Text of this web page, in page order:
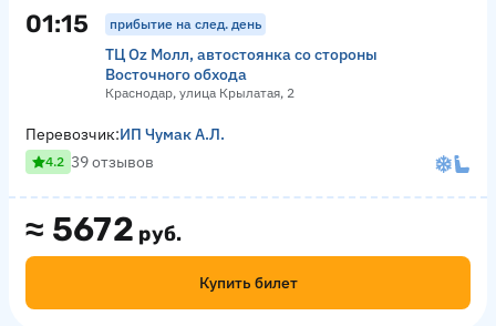
01:15 прибытие на след. день
ТЦ Оz Молл, автостоянка со стороны
Восточного обхода
Краснодар, улица Крылатая, 2
≈ 5672 руб.
Купить билет
Перевозчик:ИП Чумак А.Л.
4.2 39 отзывов